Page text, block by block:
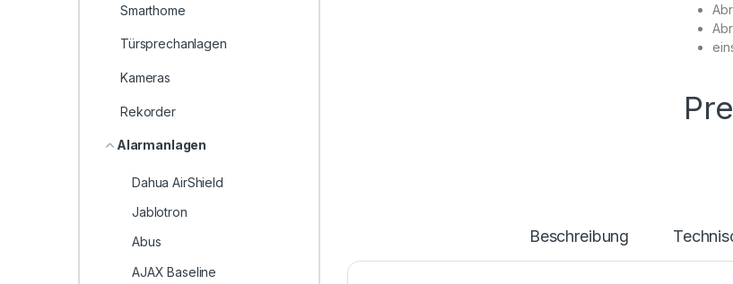
Beschreibung
Smarthome
Türsprechanlagen
Kameras
Rekorder
Alarmanlagen
Dahua AirShield
Jablotron
Abus
AJAX Baseline